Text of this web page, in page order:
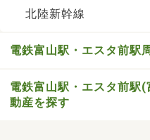
北陸新幹線
電鉄富山駅・エスタ前駅
電鉄富山駅・エスタ前駅
動産を探す